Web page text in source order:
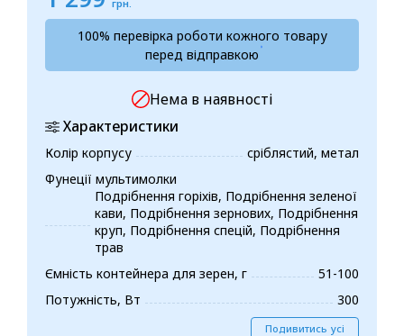
грн.
100% перевірка роботи кожного товару
перед відправкою
Нема в наявності
Характеристики
Колір корпусу
сріблястий, метал
Фунеції мультимолки
Подрібнення горіхів, Подрібнення зеленої
кави, Подрібнення зернових, Подрібнення
круп, Подрібнення спецій, Подрібнення
трав
Ємність контейнера для зерен, г
51-100
Потужність, Вт
300
Подивитись усі